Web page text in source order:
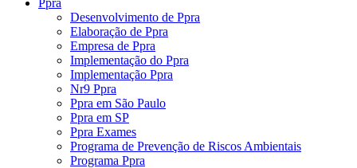
Desenvolvimento de Ppra
Elaboração de Ppra
Empresa de Ppra
Implementação do Ppra
Implementação Ppra
Nr9 Ppra
Ppra em São Paulo
Ppra em SP
Ppra Exames
Programa de Prevenção de Riscos Ambientais
Programa Ppra